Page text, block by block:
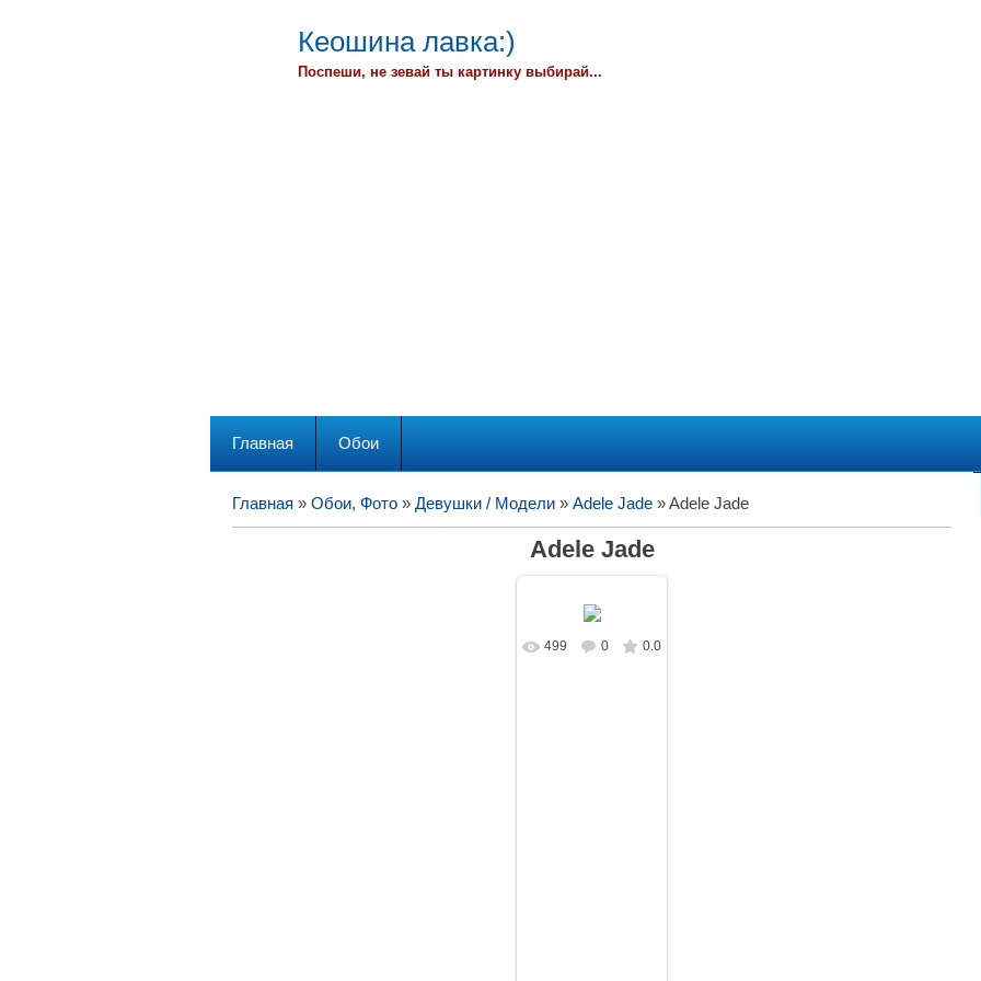
Кеошина лавка:)
Поспеши, не зевай ты картинку выбирай...
Главная Обои
Главная » Обои, Фото » Девушки / Модели » Adele Jade » Adele Jade
Adele Jade
В реальном
499 0 0.0